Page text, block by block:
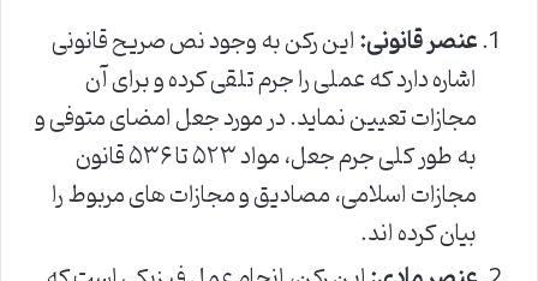
عنصر قانونی:این رکن به وجود نص صریح قانونی
اشاره دارد که عملی را جرم تلقی کرده و برای آن
مجازات تعیین نماید. در مورد جعل امضای متوفی و
به طور کلی جرم جعل، مواد ۵۲۳ تا ۵۳۶ قانون
مجازات اسلامی، مصادیق و مجازات های مربوط را
بیان کرده اند.